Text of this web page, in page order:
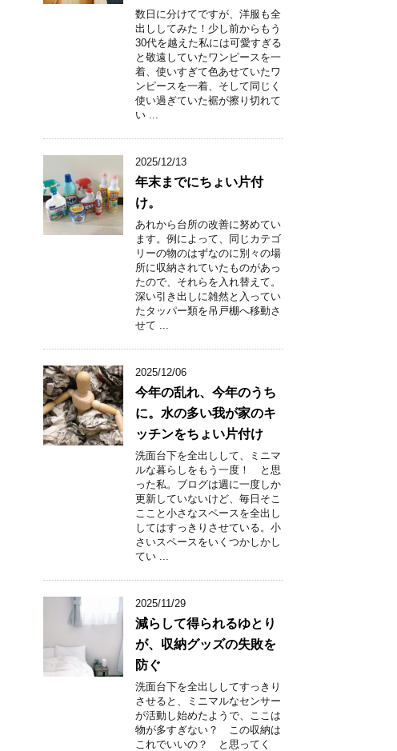
数日に分けてですが、洋服も全
出ししてみた！少し前からもう
30代を越えた私には可愛すぎる
と敬遠していたワンピースを一
着、使いすぎて色あせていたワ
ンピースを一着、そして同じく
使い過ぎていた裾が擦り切れて
い ...
2025/12/13
年末までにちょい片付
け。
あれから台所の改善に努めてい
ます。例によって、同じカテゴ
リーの物のはずなのに別々の場
所に収納されていたものがあっ
たので、それらを入れ替えて。
深い引き出しに雑然と入ってい
たタッパー類を吊戸棚へ移動さ
せて ...
2025/12/06
今年の乱れ、今年のうち
に。水の多い我が家のキ
ッチンをちょい片付け
洗面台下を全出しして、ミニマ
ルな暮らしをもう一度！ と思
った私。ブログは週に一度しか
更新していないけど、毎日そこ
ここと小さなスペースを全出し
してはすっきりさせている。小
さいスペースをいくつかしかし
てい ...
2025/11/29
減らして得られるゆとり
が、収納グッズの失敗を
防ぐ
洗面台下を全出ししてすっきり
させると、ミニマルなセンサー
が活動し始めたようで、ここは
物が多すぎない？ この収納は
これでいいの？ と思ってく